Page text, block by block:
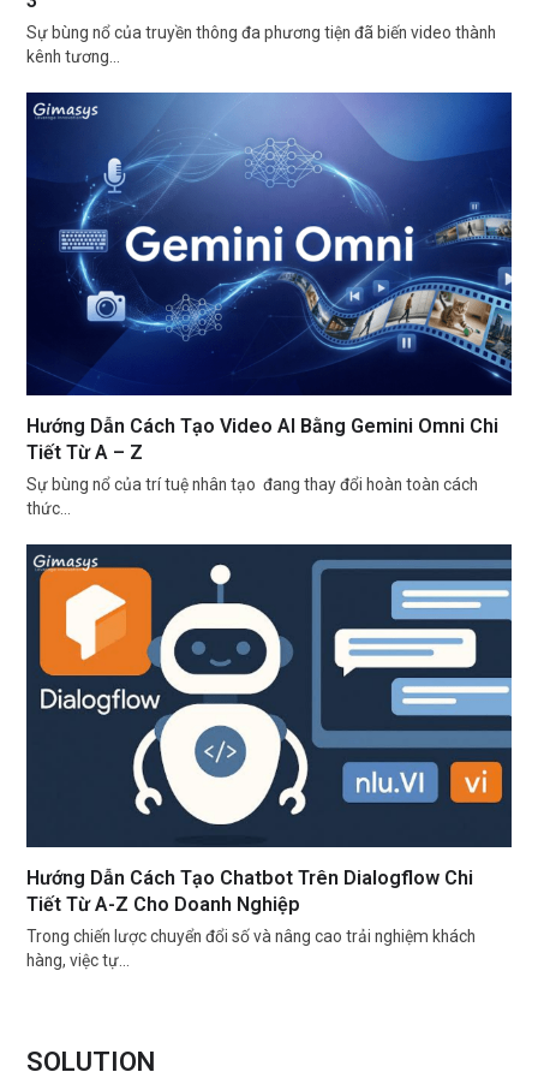
Sự bùng nổ của truyền thông đa phương tiện đã biến video thành
kênh tương…
Hướng Dẫn Cách Tạo Video AI Bằng Gemini Omni Chi
Tiết Từ A – Z
Sự bùng nổ của trí tuệ nhân tạo đang thay đổi hoàn toàn cách
thức…
Hướng Dẫn Cách Tạo Chatbot Trên Dialogflow Chi
Tiết Từ A-Z Cho Doanh Nghiệp
Trong chiến lược chuyển đổi số và nâng cao trải nghiệm khách
hàng, việc tự…
SOLUTION